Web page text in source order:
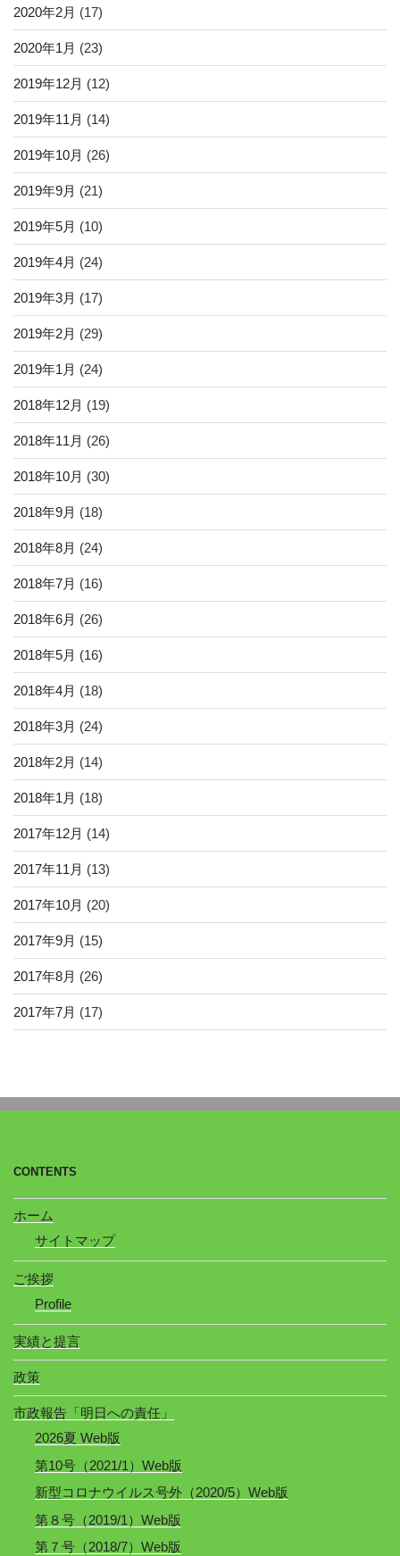
2020年2月 (17)
2020年1月 (23)
2019年12月 (12)
2019年11月 (14)
2019年10月 (26)
2019年9月 (21)
2019年5月 (10)
2019年4月 (24)
2019年3月 (17)
2019年2月 (29)
2019年1月 (24)
2018年12月 (19)
2018年11月 (26)
2018年10月 (30)
2018年9月 (18)
2018年8月 (24)
2018年7月 (16)
2018年6月 (26)
2018年5月 (16)
2018年4月 (18)
2018年3月 (24)
2018年2月 (14)
2018年1月 (18)
2017年12月 (14)
2017年11月 (13)
2017年10月 (20)
2017年9月 (15)
2017年8月 (26)
2017年7月 (17)
CONTENTS
ホーム
サイトマップ
ご挨拶
Profile
実績と提言
政策
市政報告「明日への責任」
2026夏 Web版
第10号（2021/1）Web版
新型コロナウイルス号外（2020/5）Web版
第８号（2019/1）Web版
第７号（2018/7）Web版